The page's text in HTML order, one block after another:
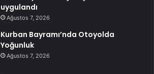
uygulandı
Ağustos 7, 2026
Kurban Bayramı’nda Otoyolda
Yoğunluk
Ağustos 7, 2026